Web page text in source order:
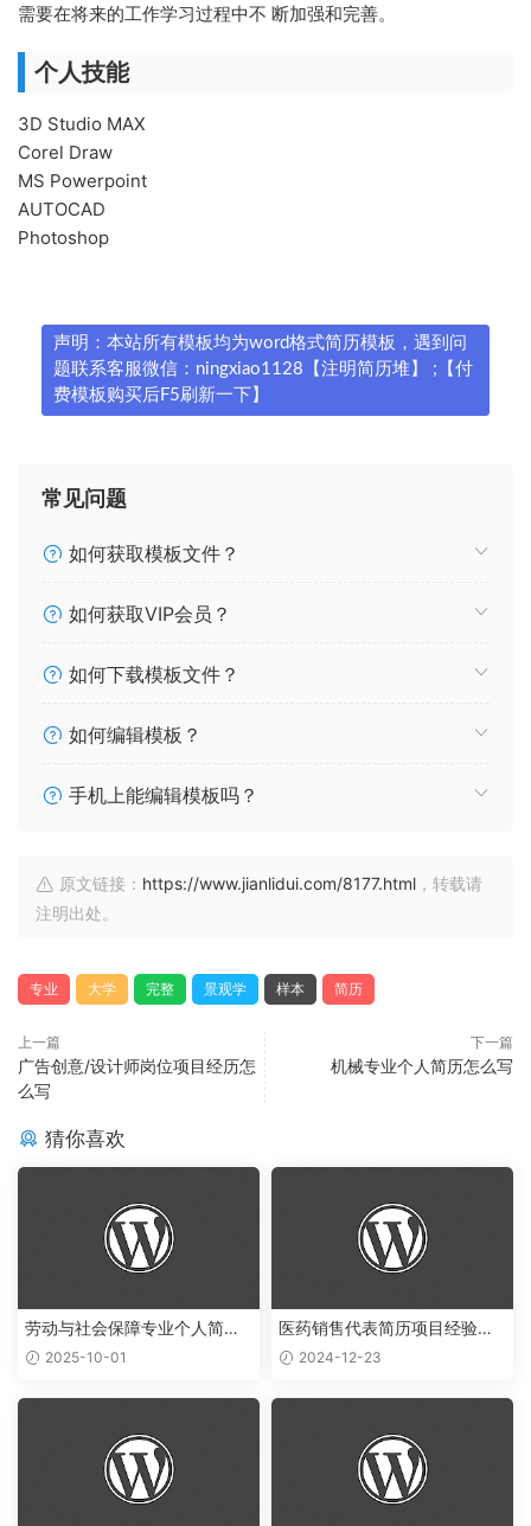
需要在将来的工作学习过程中不 断加强和完善。
个人技能
3D Studio MAX
Corel Draw
MS Powerpoint
AUTOCAD
Photoshop
声明：本站所有模板均为word格式简历模板，遇到问
题联系客服微信：ningxiao1128【注明简历堆】 ;【付
费模板购买后F5刷新一下】
常见问题
如何获取模板文件？
如何获取VIP会员？
如何下载模板文件？
如何编辑模板？
手机上能编辑模板吗？
原文链接： https://www.jianlidui.com/8177.html ，转载请
注明出处。
专业 大学 完整 景观学 样本 简历
上一篇
广告创意/设计师岗位项目经历怎
么写
下一篇
机械专业个人简历怎么写
猜你喜欢
劳动与社会保障专业个人简历
范文2025-10-01
医药销售代表简历项目经验怎
么写2024-12-23